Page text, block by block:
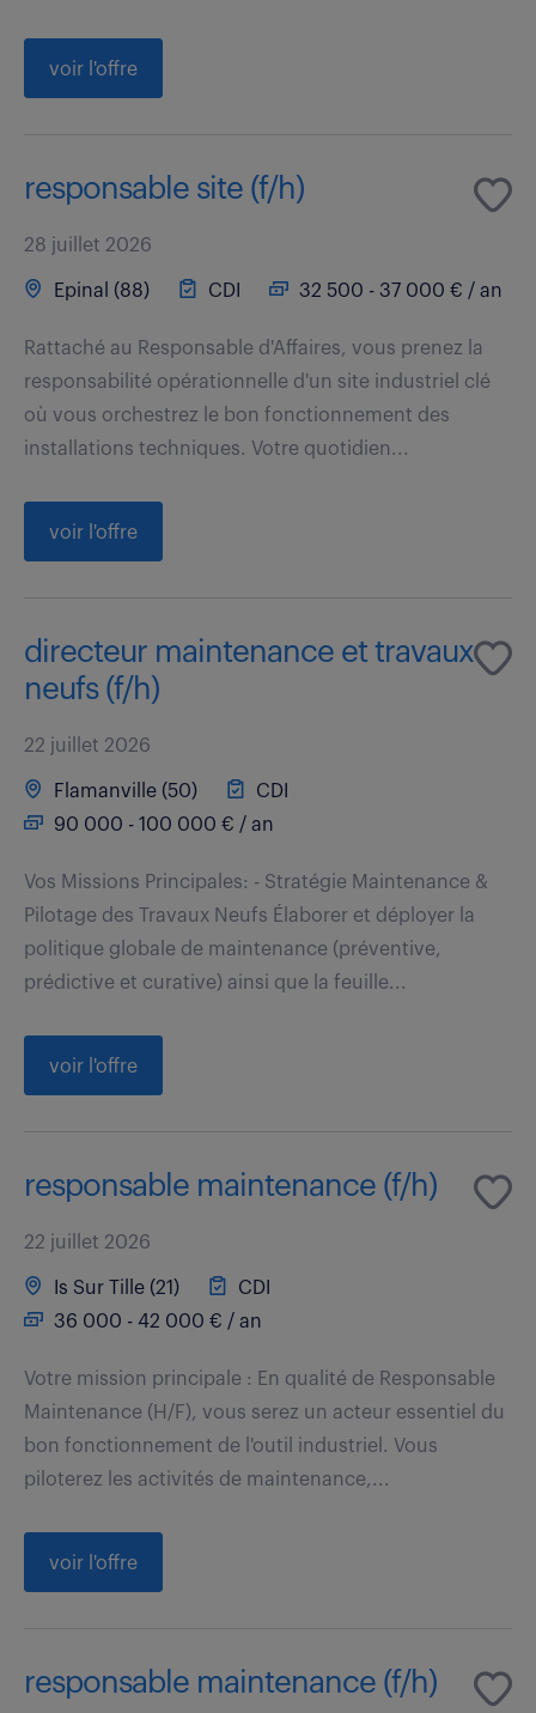
voir l'offre
responsable site (f/h)
28 juillet 2026
Epinal (88) CDI 32 500 - 37 000 € / an
Rattaché au Responsable d'Affaires, vous prenez la
responsabilité opérationnelle d'un site industriel clé
où vous orchestrez le bon fonctionnement des
installations techniques. Votre quotidien...
voir l'offre
directeur maintenance et travaux
neufs (f/h)
22 juillet 2026
Flamanville (50)
CDI
90 000 - 100 000 € / an
Vos Missions Principales: - Stratégie Maintenance &
Pilotage des Travaux Neufs Élaborer et déployer la
politique globale de maintenance (préventive,
prédictive et curative) ainsi que la feuille...
voir l'offre
responsable maintenance (f/h)
22 juillet 2026
Is Sur Tille (21)
CDI
36 000 - 42 000 € / an
Votre mission principale : En qualité de Responsable
Maintenance (H/F), vous serez un acteur essentiel du
bon fonctionnement de l'outil industriel. Vous
piloterez les activités de maintenance,...
voir l'offre
responsable maintenance (f/h)